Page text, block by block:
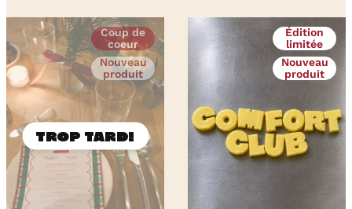
Coup de
coeur
Nouveau
produit
Édition
limitée
Nouveau
produit